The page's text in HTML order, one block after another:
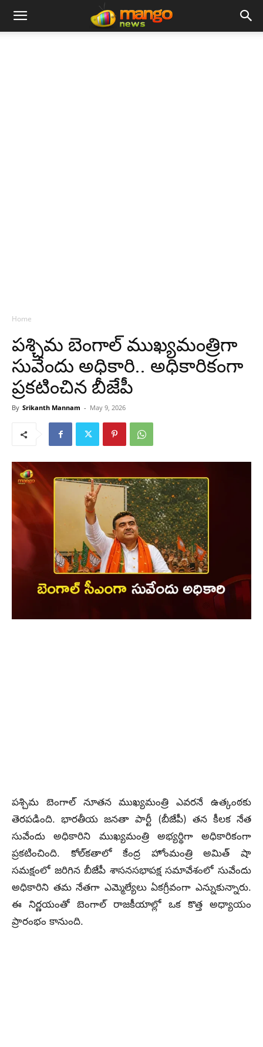
Home
పశ్చిమ బెంగాల్ ముఖ్యమంత్రిగా
సువేందు అధికారి.. అధికారికంగా
ప్రకటించిన బీజేపీ
By Srikanth Mannam - May 9, 2026
పశ్చిమ బెంగాల్ నూతన ముఖ్యమంత్రి ఎవరనే ఉత్కంఠకు
తెరపడింది. భారతీయ జనతా పార్టీ (బీజేపీ) తన కీలక నేత
సువేందు అధికారిని ముఖ్యమంత్రి అభ్యర్థిగా అధికారికంగా
ప్రకటించింది. కోల్‌కతాలో కేంద్ర హోంమంత్రి అమిత్ షా
సమక్షంలో జరిగిన బీజేపీ శాసనసభాపక్ష సమావేశంలో సువేందు
అధికారిని తమ నేతగా ఎమ్మెల్యేలు ఏకగ్రీవంగా ఎన్నుకున్నారు.
ఈ నిర్ణయంతో బెంగాల్ రాజకీయాల్లో ఒక కొత్త అధ్యాయం
ప్రారంభం కానుంది.